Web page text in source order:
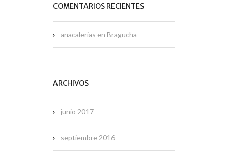
COMENTARIOS RECIENTES
anacalerias en Bragucha
ARCHIVOS
junio 2017
septiembre 2016